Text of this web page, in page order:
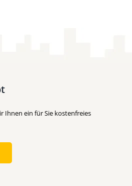
Ihnen ein für Sie kostenfreies